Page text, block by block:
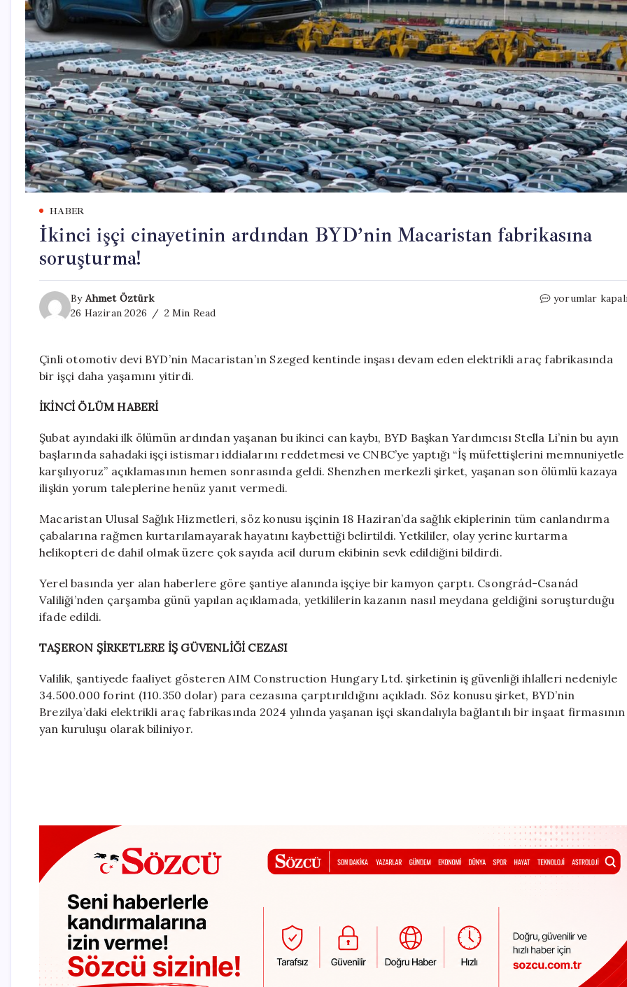
HABER
İkinci işçi cinayetinin ardından BYD’nin Macaristan fabrikasına
soruşturma!
By Ahmet Öztürk
26 Haziran 2026
2 Min Read
İkinci
BYD’nin
yorumlar
Çinli otomotiv devi BYD’nin Macaristan’ın Szeged kentinde inşası devam eden elektrikli araç fabrikasında
bir işçi daha yaşamını yitirdi.
İKİNCİ ÖLÜM HABERİ
Şubat ayındaki ilk ölümün ardından yaşanan bu ikinci can kaybı, BYD Başkan Yardımcısı Stella Li’nin bu ayın
başlarında sahadaki işçi istismarı iddialarını reddetmesi ve CNBC’ye yaptığı “İş müfettişlerini memnuniyetle
karşılıyoruz” açıklamasının hemen sonrasında geldi. Shenzhen merkezli şirket, yaşanan son ölümlü kazaya
ilişkin yorum taleplerine henüz yanıt vermedi.
Macaristan Ulusal Sağlık Hizmetleri, söz konusu işçinin 18 Haziran’da sağlık ekiplerinin tüm canlandırma
çabalarına rağmen kurtarılamayarak hayatını kaybettiği belirtildi. Yetkililer, olay yerine kurtarma
helikopteri de dahil olmak üzere çok sayıda acil durum ekibinin sevk edildiğini bildirdi.
Yerel basında yer alan haberlere göre şantiye alanında işçiye bir kamyon çarptı. Csongrád-Csanád
Valiliği’nden çarşamba günü yapılan açıklamada, yetkililerin kazanın nasıl meydana geldiğini soruşturduğu
ifade edildi.
TAŞERON ŞİRKETLERE İŞ GÜVENLİĞİ CEZASI
Valilik, şantiyede faaliyet gösteren AIM Construction Hungary Ltd. şirketinin iş güvenliği ihlalleri nedeniyle
34.500.000 forint (110.350 dolar) para cezasına çarptırıldığını açıkladı. Söz konusu şirket, BYD’nin
Brezilya’daki elektrikli araç fabrikasında 2024 yılında yaşanan işçi skandalıyla bağlantılı bir inşaat firmasının
yan kuruluşu olarak biliniyor.